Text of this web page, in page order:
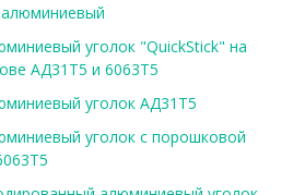
уголок "QuickStick" на
АД31Т5 и 6063Т5
уголок АД31Т5
уголок с порошковой